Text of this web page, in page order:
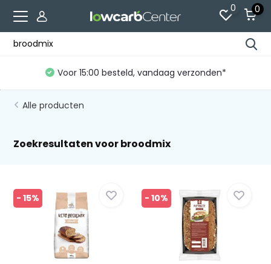
0 0
Voor 15:00 besteld, vandaag verzonden*
Alle producten
Zoekresultaten voor broodmix
- 15% - 10%